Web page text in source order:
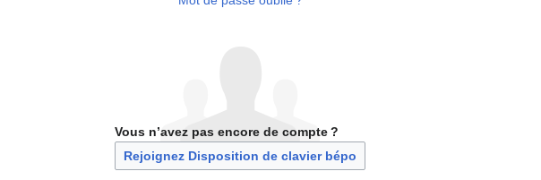
Vous n’avez pas encore de compte ?
Rejoignez Disposition de clavier bépo